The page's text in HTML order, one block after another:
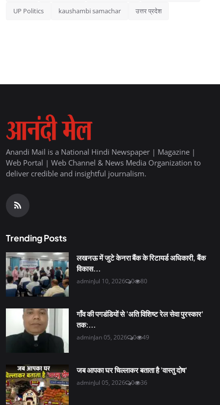
UP Politics kaushambi samachar उत्तर प्रदेश
Anandi Mail is a National Hindi Newspaper | Magazine |
Web Portal | Web Channel & News Media Organization to
deliver credible and insightful journalism.
Trending Posts
लखनऊ में जुटे केनरा बैंक के रिटायर्ड अधिकारी, बैंक
विकास...
adminJul 10, 2026 0 80
गाँव की पगडंडियों से 'अति विशिष्ट रेल सेवा पुरस्कार'
तक:...
adminJan 05, 2026 0 49
जब आपका घर चिल्लाकर बताता है 'वास्तु दोष'
adminJul 05, 2026 0 36